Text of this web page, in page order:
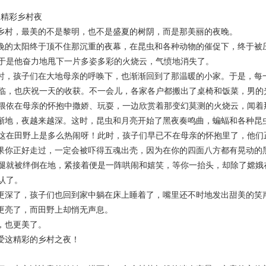
彩乡村夜
，最美的不是黎明，也不是盛夏的树阴，而是那美丽的夜晚。
太阳终于顶不住那沉重的夜幕，在昆虫和各种动物的催促下，终于被
是他奋力地甩下一片多姿多彩的火烧云，气愤地消失了。
孩子们在大地母亲的呼唤下，也渐渐回到了那温暖的小家。于是，每
，也庆祝一天的收获。不一会儿，各家各户都搬出了桌椅和饭菜，男
依在母亲的怀抱中撒娇、玩耍，一边欣赏着那变幻莫测的火烧云，闻
，夜越来越深。这时，昆虫和月亮开始了黑夜奏鸣曲，蝙蝠和各种昆
在田野上是多么热闹呀！此时，孩子们早已不在母亲的怀抱里了，他
正好走过，一定会被吓得五魂出壳，因为在你的四面八方都有晃动的
就被绊倒在地，紧接着便是一阵哄闹和嬉笑，等你一抬头，却除了嫦
了。
了，孩子们也回到家中躺在床上睡着了，嘴里还不时地发出甜美的笑
了，而田野上却悄无声息。
更美了。
精彩的乡村之夜！